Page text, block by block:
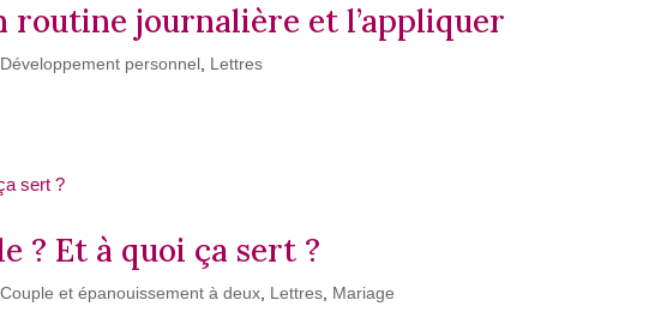
routine journalière et l’appliquer
Développement personnel Lettres
? Et à quoi ça sert ?
Couple et épanouissement à deux Lettres Mariage